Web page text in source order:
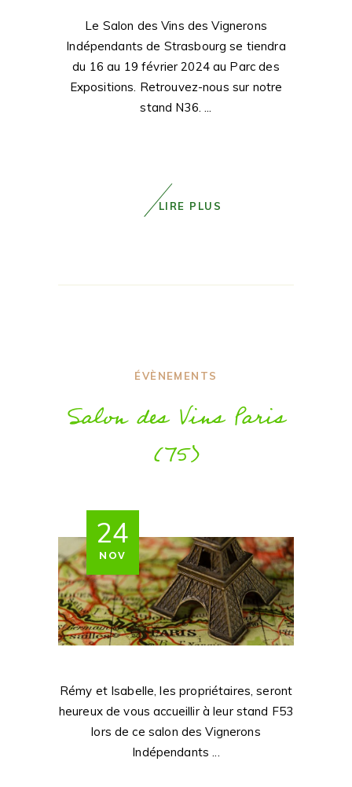
Le Salon des Vins des Vignerons
Indépendants de Strasbourg se tiendra
du 16 au 19 février 2024 au Parc des
Expositions. Retrouvez-nous sur notre
stand N36.
LIRE PLUS
ÉVÈNEMENTS
Salon des Vins Paris
(75)
24
NOV
Rémy et Isabelle, les propriétaires, seront
heureux de vous accueillir à leur stand F53
lors de ce salon des Vignerons
Indépendants